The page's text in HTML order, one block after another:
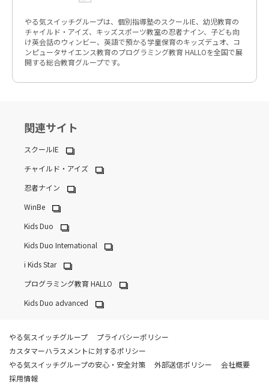
やる気スイッチグループは、個別指導塾のスクールIE、幼児教育の
チャイルド・アイズ、キッズスポーツ教室の忍者ナイン、子ども向
け英会話のウィンビー、英語で預かる学童保育のキッズデュオ、コ
ンピュータサイエンス教育のプログラミング教育 HALLOを全国で展
開する総合教育グループです。
関連サイト
スクールIE
チャイルド・アイズ
忍者ナイン
WinBe
Kids Duo
Kids Duo International
i Kids Star
プログラミング教育 HALLO
Kids Duo advanced
やる気スイッチグループ
プライバシーポリシー
カスタマーハラスメントに対するポリシー
やる気スイッチグループの安心・安全対策
外部送信ポリシー
会社概要
採用情報